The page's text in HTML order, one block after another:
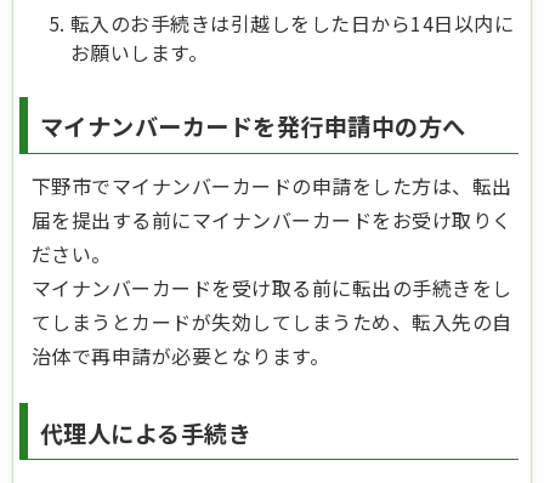
転入のお手続きは引越しをした日から14日以内に
お願いします。
マイナンバーカードを発行申請中の方へ
下野市でマイナンバーカードの申請をした方は、転出
届を提出する前にマイナンバーカードをお受け取りく
ださい。
マイナンバーカードを受け取る前に転出の手続きをし
てしまうとカードが失効してしまうため、転入先の自
治体で再申請が必要となります。
代理人による手続き